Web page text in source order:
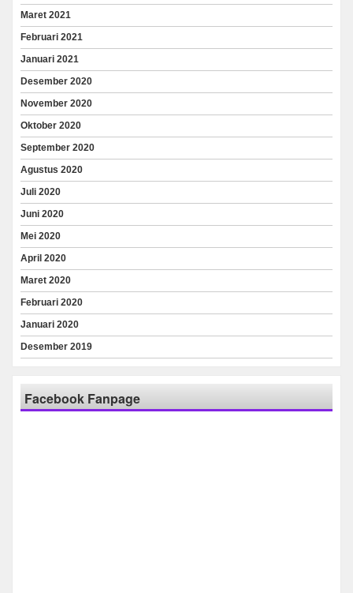
Maret 2021
Februari 2021
Januari 2021
Desember 2020
November 2020
Oktober 2020
September 2020
Agustus 2020
Juli 2020
Juni 2020
Mei 2020
April 2020
Maret 2020
Februari 2020
Januari 2020
Desember 2019
Facebook Fanpage